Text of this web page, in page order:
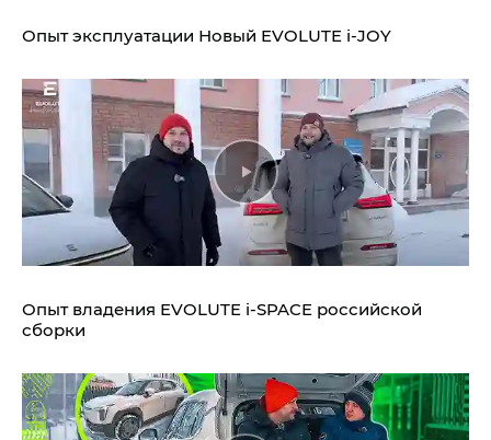
Опыт эксплуатации Новый EVOLUTE i‑JOY
Опыт владения EVOLUTE i‑SPACE российской
сборки